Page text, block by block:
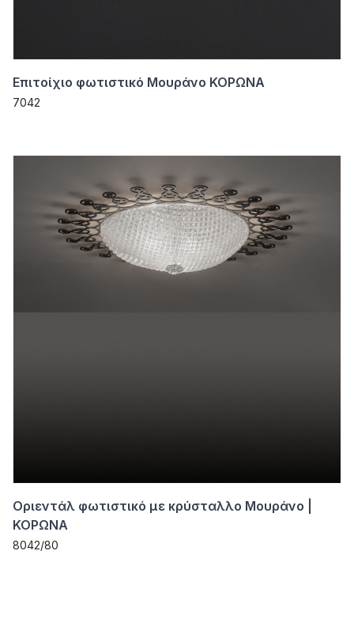
Επιτοίχιο φωτιστικό Μουράνο ΚΟΡΩΝΑ
7042
Οριεντάλ φωτιστικό με κρύσταλλο Μουράνο |
ΚΟΡΩΝΑ
8042/80